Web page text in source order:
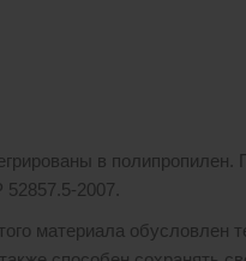
в полипропилен.
2007.
материала обусловлен